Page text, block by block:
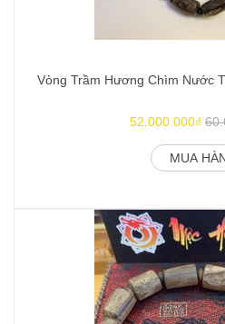
Vòng Trầm Hương Chìm Nước
52.000.000₫
MUA